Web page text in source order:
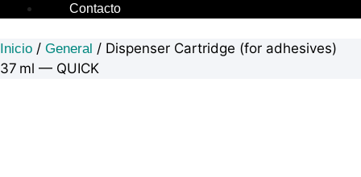
Contacto
Inicio / General / Dispenser Cartridge (for adhesives)
37 ml — QUICK